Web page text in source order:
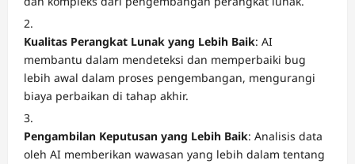
Kualitas Perangkat Lunak yang Lebih Baik: AI
membantu dalam mendeteksi dan memperbaiki bug
lebih awal dalam proses pengembangan, mengurangi
biaya perbaikan di tahap akhir.
Pengambilan Keputusan yang Lebih Baik: Analisis data
oleh AI memberikan wawasan yang lebih dalam tentang